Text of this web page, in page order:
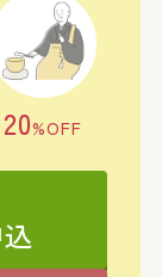
20%OFF